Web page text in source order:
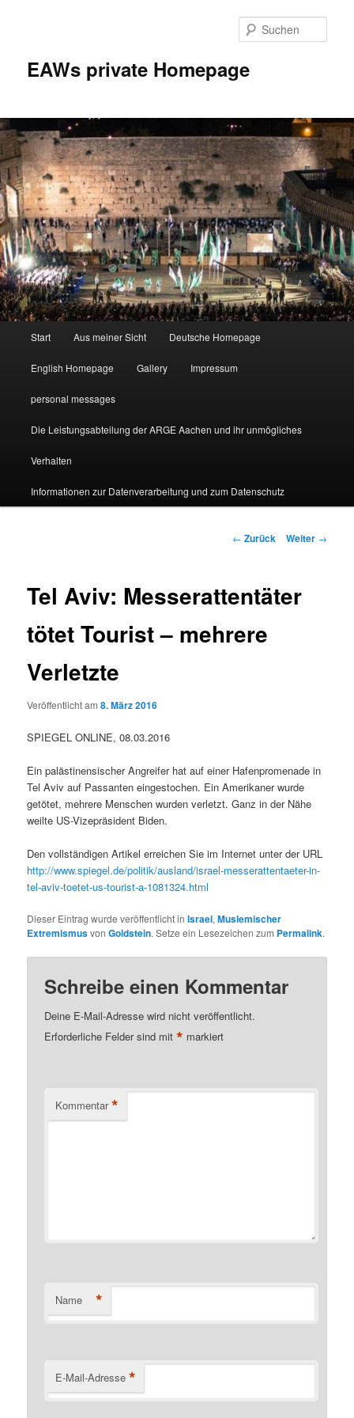
EAWs private Homepage
Start Aus meiner Sicht Deutsche Homepage
English Homepage Gallery Impressum
personal messages
Die Leistungsabteilung der ARGE Aachen und ihr unmögliches
Verhalten
Informationen zur Datenverarbeitung und zum Datenschutz
Beitragsnavigation
← Zurück Weiter →
Tel Aviv: Messerattentäter
tötet Tourist – mehrere
Verletzte
Veröffentlicht am8. März 2016
SPIEGEL ONLINE, 08.03.2016
Ein palästinensischer Angreifer hat auf einer Hafenpromenade in
Tel Aviv auf Passanten eingestochen. Ein Amerikaner wurde
getötet, mehrere Menschen wurden verletzt. Ganz in der Nähe
weilte US-Vizepräsident Biden.
Den vollständigen Artikel erreichen Sie im Internet unter der URL
http://www.spiegel.de/politik/ausland/israel-messerattentaeter-in-
tel-aviv-toetet-us-tourist-a-1081324.html
Dieser Eintrag wurde veröffentlicht inIsrael,Muslemischer
ExtremismusvonGoldstein. Setze ein Lesezeichen zum Permalink.
Schreibe einen Kommentar
Deine E-Mail-Adresse wird nicht veröffentlicht.
Erforderliche Felder sind mit* markiert
Kommentar *
Name *
E-Mail-Adresse *